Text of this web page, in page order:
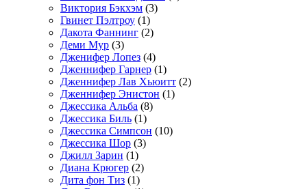
Виктория Бэкхэм (3)
Гвинет Пэлтроу (1)
Дакота Фаннинг (2)
Деми Мур (3)
Дженифер Лопез (4)
Дженнифер Гарнер (1)
Дженнифер Лав Хьюитт (2)
Дженнифер Энистон (1)
Джессика Альба (8)
Джессика Биль (1)
Джессика Симпсон (10)
Джессика Шор (3)
Джилл Зарин (1)
Диана Крюгер (2)
Дита фон Тиз (1)